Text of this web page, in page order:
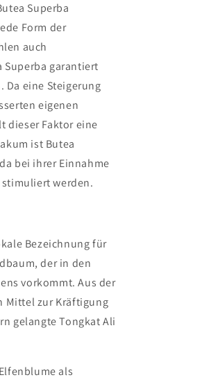
Superba
Form der
auch
garantiert
Da eine Steigerung
eigenen
dieser Faktor eine
ist Butea
bei ihrer Einnahme
werden.
Bezeichnung für
der in den
vorkommt. Aus der
Mittel zur Kräftigung
gelangte Tongkat Ali
als